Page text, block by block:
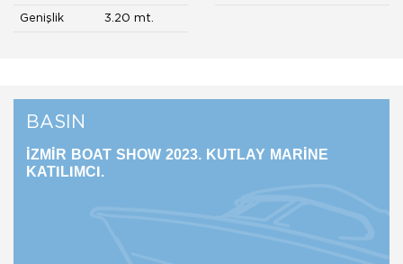
Genişlik 3.20 mt.
BASIN
İZMİR BOAT SHOW 2023. KUTLAY MARİNE
KATILIMCI.